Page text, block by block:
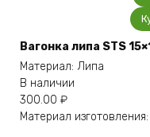
Вагонка липа STS
Материал: Липа
В наличии
300.00 ₽
Материал